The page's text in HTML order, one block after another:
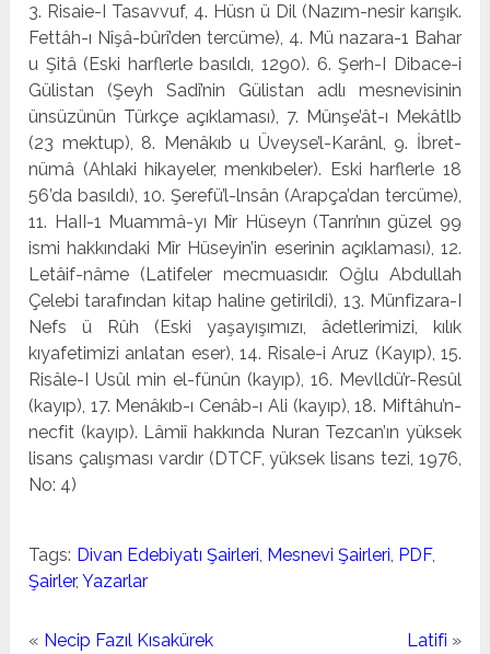
3. Risaie-I Tasavvuf, 4. Hüsn ü Dil (Nazım-nesir karışık.
Fettâh-ı Nîşâ-bûrî’den tercüme), 4. Mü nazara-1 Bahar
u Şitâ (Eski harflerle basıldı, 1290). 6. Şerh-I Dibace-i
Gülistan (Şeyh Sadî’nin Gü­listan adlı mesnevisinin
ünsüzünün Türkçe açıklaması), 7. Münşe’ât-ı Mekâtlb
(23 mektup), 8. Menâkıb u Üveyse’l-Karânl, 9. İbret-
nümâ (Ahlaki hikayeler, menkıbeler). Eski harflerle 18
56’da basıldı), 10. Şerefü’l-lnsân (Arapça’dan ter­cüme),
11. HaII-1 Muammâ-yı Mîr Hüseyn (Tanrı’nın güzel 99
ismi hakkındaki Mîr Hüseyin’in eserinin açıklaması), 12.
Letâif-nâme (Latifeler mecmuasıdır. Oğlu Abdullah
Çelebi tarafından kitap haline getirildi), 13. Münfizara-I
Nefs ü Rûh (Eski yaşayışımızı, âdetlerimizi, kılık
kıyafetimizi anlatan eser), 14. Risale-i Aruz (Kayıp), 15.
Risâle-I Usûl min el-fünûn (kayıp), 16. Mevlldü’r-Resûl
(kayıp), 17. Menâkıb-ı Cenâb-ı Ali (kayıp), 18. Miftâhu’n-
necfit (kayıp). Lâmiî hak­kında Nuran Tezcan’ın yüksek
lisans çalışması vardır (DTCF, yüksek lisans tezi, 1976,
No: 4)
Tags: Divan Edebiyatı Şairleri, Mesnevi Şairleri, PDF,
Şairler,Yazarlar
« Necip Fazıl Kısakürek Latifi »